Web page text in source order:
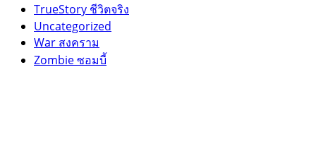
TrueStory ชีวิตจริง
Uncategorized
War สงคราม
Zombie ซอมบี้